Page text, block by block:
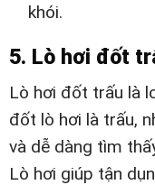
khói.
5. Lò hơi đốt
Lò hơi đốt trấu là
đốt lò hơi là trấu,
và dễ dàng tìm
Lò hơi giúp tận